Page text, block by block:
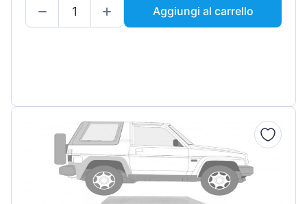
Aggiungi al carrello